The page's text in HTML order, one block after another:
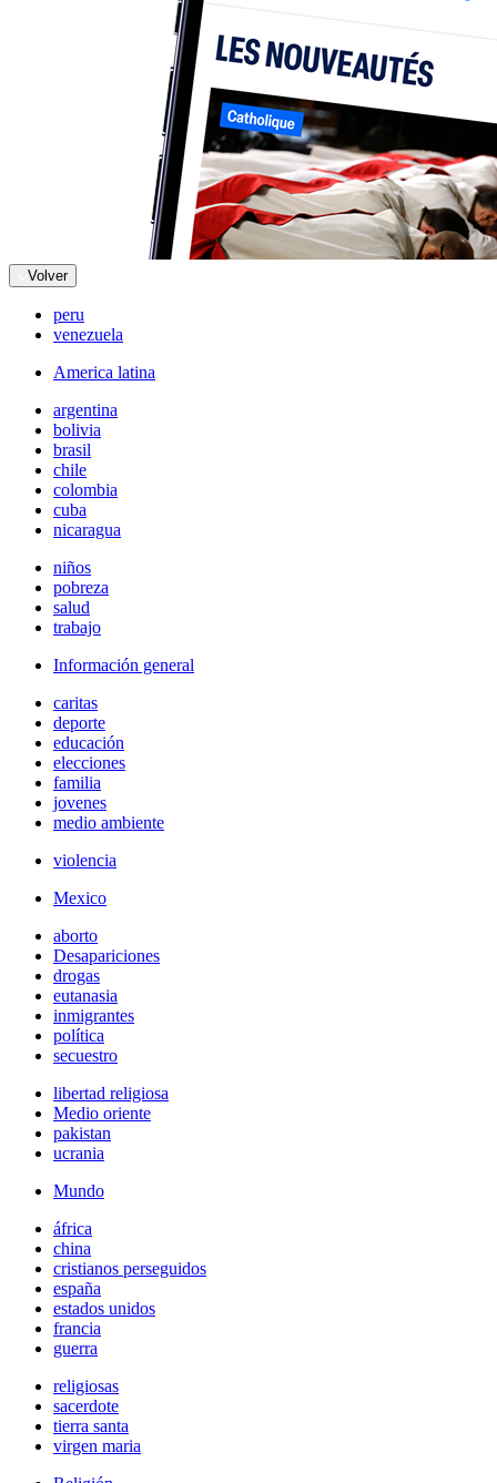
Volver
peru
venezuela
America latina
argentina
bolivia
brasil
chile
colombia
cuba
nicaragua
niños
pobreza
salud
trabajo
Información general
caritas
deporte
educación
elecciones
familia
jovenes
medio ambiente
violencia
Mexico
aborto
Desapariciones
drogas
eutanasia
inmigrantes
política
secuestro
libertad religiosa
Medio oriente
pakistan
ucrania
Mundo
áfrica
china
cristianos perseguidos
españa
estados unidos
francia
guerra
religiosas
sacerdote
tierra santa
virgen maria